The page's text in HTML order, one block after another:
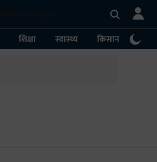
शिक्षा स्वास्थ्य किसान